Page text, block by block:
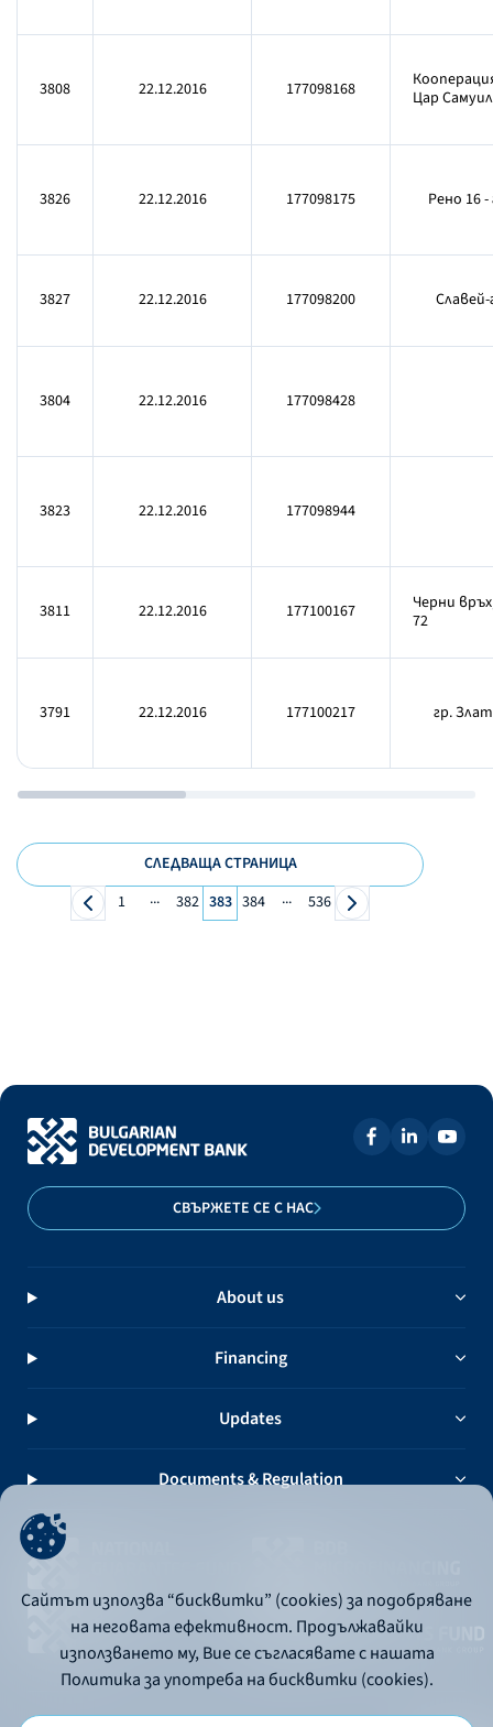
3808 22.12.2016 177098168
Цар
3826 22.12.2016 177098175 Рено 16
3827 22.12.2016 177098200
3804 22.12.2016 177098428
3823 22.12.2016 177098944
3811 22.12.2016 177100167
Черни
72
3791 22.12.2016 177100217 гр.
СЛЕДВАЩА СТРАНИЦА
1
... 382 383 384 ... 536
СВЪРЖЕТЕ СЕ С НАС
About us
Financing
Updates
Documents & Regulation
Сайтът използва “бисквитки” (cookies) за подобряване
на неговата ефективност. Продължавайки
използването му, Вие се съгласявате с нашата
Политика за употреба на бисквитки (cookies).